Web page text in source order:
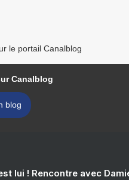
le portail Canalblog
Canalblog
blog
lui ! Rencontre avec